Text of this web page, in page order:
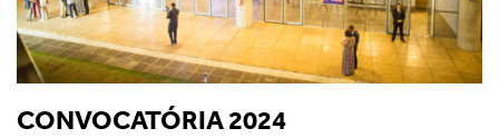
CONVOCATÓRIA 2024